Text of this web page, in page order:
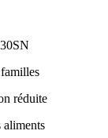
réduite
aliments